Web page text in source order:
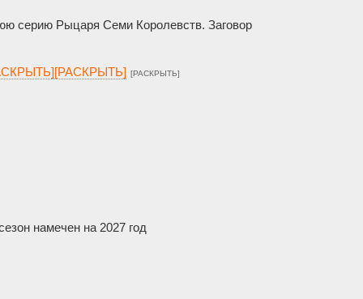
серию Рыцаря Семи Королевств. Заговор
[РАСКРЫТЬ]
намечен на 2027 год